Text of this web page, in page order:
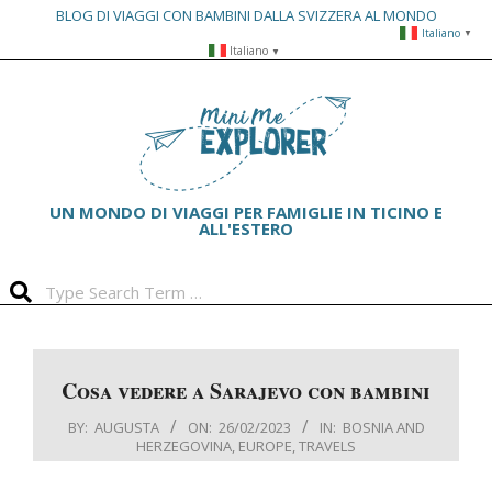
BLOG DI VIAGGI CON BAMBINI DALLA SVIZZERA AL MONDO
Italiano ▼
UN MONDO DI VIAGGI PER FAMIGLIE IN TICINO E
ALL'ESTERO
Cosa vedere a Sarajevo con bambini
BY: AUGUSTA ON: 26/02/2023 IN: BOSNIA AND
HERZEGOVINA, EUROPE,TRAVELS
Italiano ▼